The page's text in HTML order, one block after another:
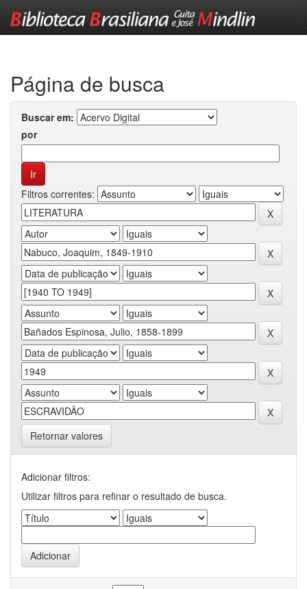
Página de busca
Buscar em:
por
Filtros correntes:
Retornar valores
Adicionar filtros:
Utilizar filtros para refinar o resultado de busca.